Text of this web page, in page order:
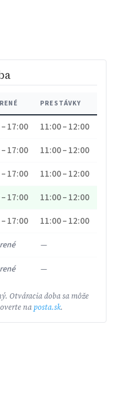
PRESTÁVKY
17:00 11:00 – 12:00
17:00 11:00 – 12:00
17:00 11:00 – 12:00
17:00 11:00 – 12:00
17:00 11:00 – 12:00
—
—
Otváracia doba sa môže
naposta.sk.